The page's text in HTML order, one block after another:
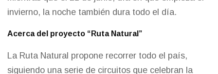
invierno, la noche también dura todo el día.
Acerca del proyecto “Ruta Natural”
La Ruta Natural propone recorrer todo el país,
siguiendo una serie de circuitos que celebran la